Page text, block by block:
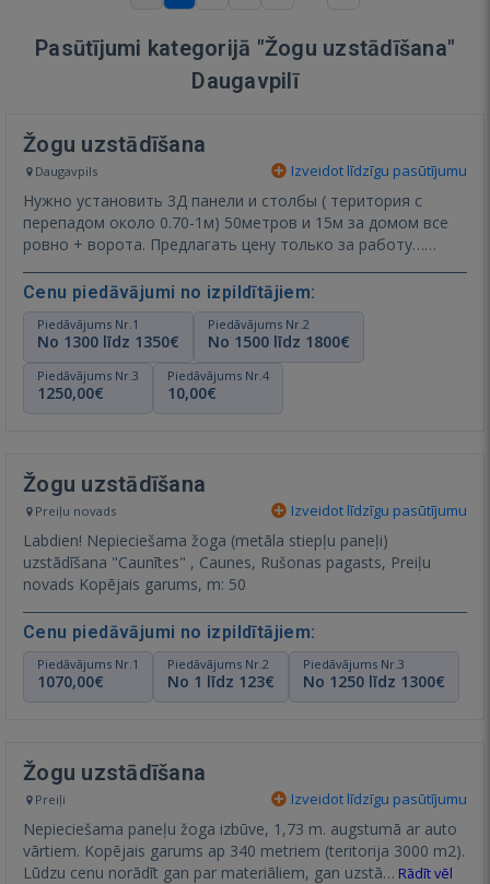
Pasūtījumi kategorijā "Žogu uzstādīšana"
Daugavpilī
Žogu uzstādīšana
Daugavpils Izveidot līdzīgu pasūtījumu
Нужно установить 3Д панели и столбы ( територия с
перепадом около 0.70-1м) 50метров и 15м за домом все
ровно + ворота. Предлагать цену только за работу…
Cenu piedāvājumi no izpildītājiem:
Piedāvājums Nr.1
No 1300 līdz 1350€
Piedāvājums Nr.2
No 1500 līdz 1800€
Piedāvājums Nr.3
1250,00€
Piedāvājums Nr.4
10,00€
Žogu uzstādīšana
Preiļu novads Izveidot līdzīgu pasūtījumu
Labdien! Nepieciešama žoga (metāla stiepļu paneļi)
uzstādīšana "Caunītes" , Caunes, Rušonas pagasts, Preiļu
novads Kopējais garums, m: 50
Cenu piedāvājumi no izpildītājiem:
Piedāvājums Nr.1
1070,00€
Piedāvājums Nr.2
No 1 līdz 123€
Piedāvājums Nr.3
No 1250 līdz 1300€
Žogu uzstādīšana
Preiļi Izveidot līdzīgu pasūtījumu
Nepieciešama paneļu žoga izbūve, 1,73 m. augstumā ar auto
vārtiem. Kopējais garums ap 340 metriem (teritorija 3000 m2).
Lūdzu cenu norādīt gan par materiāliem, gan uzstā… Rādīt vēl